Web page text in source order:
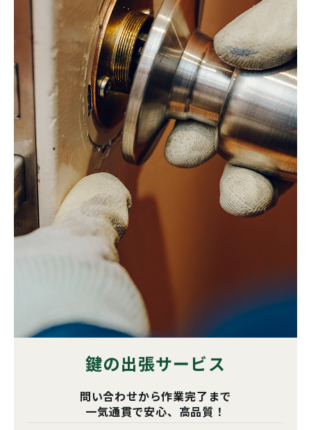
鍵の出張サービス
問い合わせから作業完了まで
一気通貫で安心、高品質！